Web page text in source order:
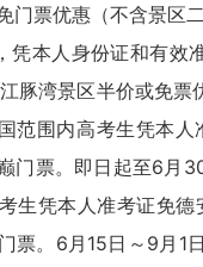
门票优惠（不含景区
凭本人身份证和有效
豚湾景区半价或免票
范围内高考生凭本人
门票。即日起至6月
生凭本人准考证免德
票。6月15日～9月1